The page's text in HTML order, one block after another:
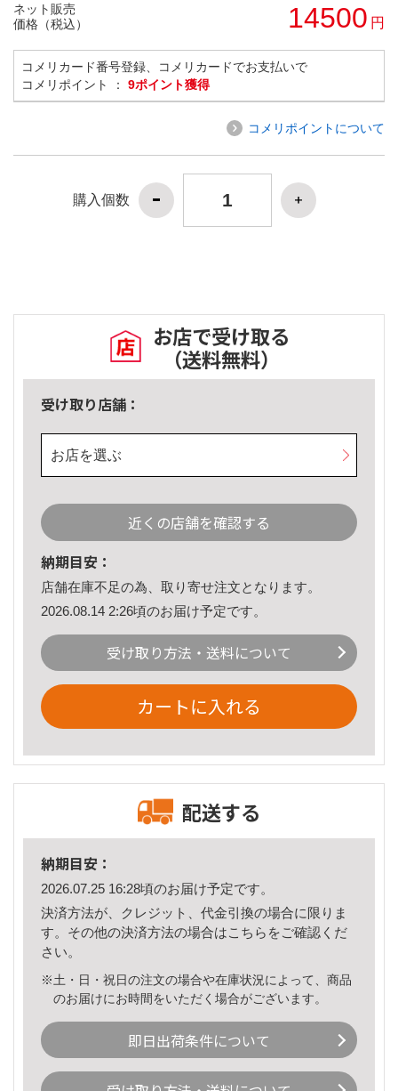
ネット販売
価格（税込）
14500 円
コメリカード番号登録、コメリカードでお支払いで
コメリポイント ： 9ポイント獲得
コメリポイントについて
購入個数
お店で受け取る
（送料無料）
受け取り店舗：
お店を選ぶ
近くの店舗を確認する
納期目安：
店舗在庫不足の為、取り寄せ注文となります。
2026.08.14 2:26頃のお届け予定です。
受け取り方法・送料について
カートに入れる
配送する
納期目安：
2026.07.25 16:28頃のお届け予定です。
決済方法が、クレジット、代金引換の場合に限りま
す。その他の決済方法の場合はこちら をご確認くだ
さい。
※土・日・祝日の注文の場合や在庫状況によって、商品
のお届けにお時間をいただく場合がございます。
即日出荷条件について